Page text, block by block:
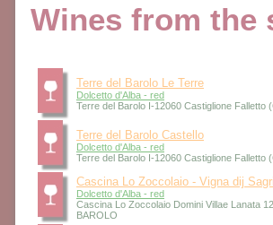
Wines from the
Terre del Barolo Le Terre
Dolcetto d'Alba - red
Terre del Barolo I-12060 Castiglione Falletto
Terre del Barolo Castello
Dolcetto d'Alba - red
Terre del Barolo I-12060 Castiglione Falletto
Cascina Lo Zoccolaio - Vigna dij
Dolcetto d'Alba - red
Cascina Lo Zoccolaio Domini Villae Lanata
BAROLO